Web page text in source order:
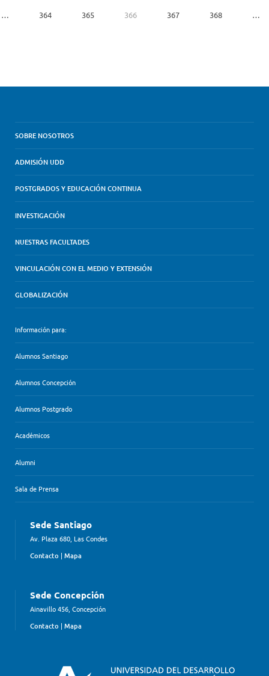
… 364 365 366 367 368 …
SOBRE NOSOTROS
ADMISIÓN UDD
POSTGRADOS Y EDUCACIÓN CONTINUA
INVESTIGACIÓN
NUESTRAS FACULTADES
VINCULACIÓN CON EL MEDIO Y EXTENSIÓN
GLOBALIZACIÓN
Información para:
Alumnos Santiago
Alumnos Concepción
Alumnos Postgrado
Académicos
Alumni
Sala de Prensa
Sede Santiago
Av. Plaza 680, Las Condes
Contacto | Mapa
Sede Concepción
Ainavillo 456, Concepción
Contacto | Mapa